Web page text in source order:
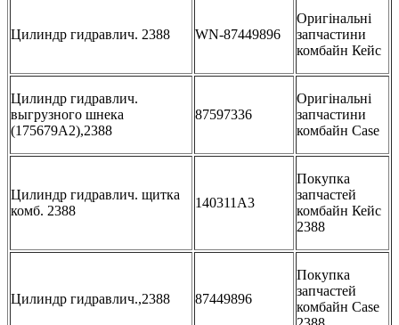
Цилиндр гидравлич. 2388 WN-87449896
Оригінальні
запчастини
комбайн Кейс
Цилиндр гидравлич.
выгрузного шнека
(175679A2),2388
87597336
Оригінальні
запчастини
комбайн Case
Цилиндр гидравлич. щитка
комб. 2388
140311A3
Покупка
запчастей
комбайн Кейс
2388
Цилиндр гидравлич.,2388 87449896
Покупка
запчастей
комбайн Case